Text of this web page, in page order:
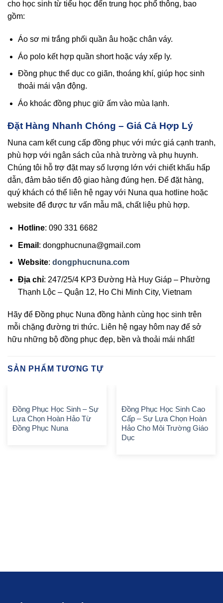
cho học sinh từ tiểu học đến trung học phổ thông, bao
gồm:
Áo sơ mi trắng phối quần âu hoặc chân váy.
Áo polo kết hợp quần short hoặc váy xếp ly.
Đồng phục thể dục co giãn, thoáng khí, giúp học sinh
thoải mái vận động.
Áo khoác đồng phục giữ ấm vào mùa lạnh.
Đặt Hàng Nhanh Chóng – Giá Cả Hợp Lý
Nuna cam kết cung cấp đồng phục với mức giá cạnh tranh,
phù hợp với ngân sách của nhà trường và phụ huynh.
Chúng tôi hỗ trợ đặt may số lượng lớn với chiết khấu hấp
dẫn, đảm bảo tiến độ giao hàng đúng hẹn. Để đặt hàng,
quý khách có thể liên hệ ngay với Nuna qua hotline hoặc
website để được tư vấn mẫu mã, chất liệu phù hợp.
Hotline: 090 331 6682
Email : dongphucnuna@gmail.com
Website: dongphucnuna.com
Địa chỉ: 247/25/4 KP3 Đường Hà Huy Giáp – Phường
Thạnh Lộc – Quận 12, Ho Chi Minh City, Vietnam
Hãy để Đồng phục Nuna đồng hành cùng học sinh trên
mỗi chặng đường tri thức. Liên hệ ngay hôm nay để sở
hữu những bộ đồng phục đẹp, bền và thoải mái nhất!
SẢN PHẨM TƯƠNG TỰ
Đồng Phục Học Sinh – Sự
Lựa Chọn Hoàn Hảo Từ
Đồng Phục Nuna
Đồng Phục Học Sinh Cao
Cấp – Sự Lựa Chọn Hoàn
Hảo Cho Môi Trường Giáo
Dục